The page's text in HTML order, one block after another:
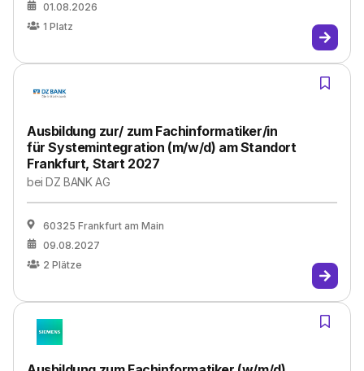
01.08.2026
1 Platz
Ausbildung zur/ zum Fachinformatiker/in
für Systemintegration (m/w/d) am Standort
Frankfurt, Start 2027
beiDZ BANK AG
60325 Frankfurt am Main
09.08.2027
2 Plätze